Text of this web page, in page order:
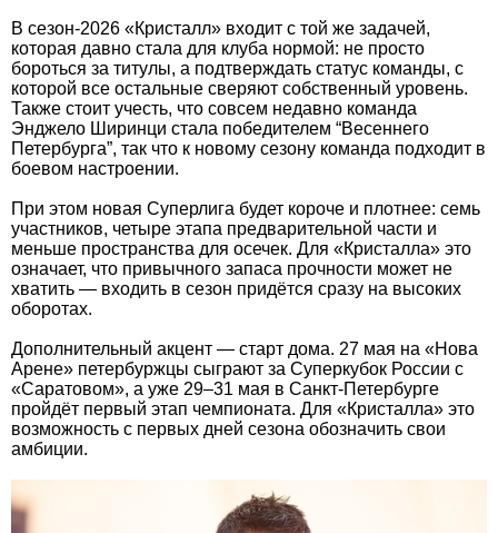
В сезон-2026 «Кристалл» входит с той же задачей,
которая давно стала для клуба нормой: не просто
бороться за титулы, а подтверждать статус команды, с
которой все остальные сверяют собственный уровень.
Также стоит учесть, что совсем недавно команда
Энджело Ширинци стала победителем “Весеннего
Петербурга”, так что к новому сезону команда подходит в
боевом настроении.
При этом новая Суперлига будет короче и плотнее: семь
участников, четыре этапа предварительной части и
меньше пространства для осечек. Для «Кристалла» это
означает, что привычного запаса прочности может не
хватить — входить в сезон придётся сразу на высоких
оборотах.
Дополнительный акцент — старт дома. 27 мая на «Нова
Арене» петербуржцы сыграют за Суперкубок России с
«Саратовом», а уже 29–31 мая в Санкт-Петербурге
пройдёт первый этап чемпионата. Для «Кристалла» это
возможность с первых дней сезона обозначить свои
амбиции.